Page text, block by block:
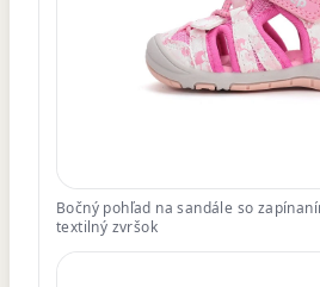
Bočný pohľad na sandále so
textilný zvršok